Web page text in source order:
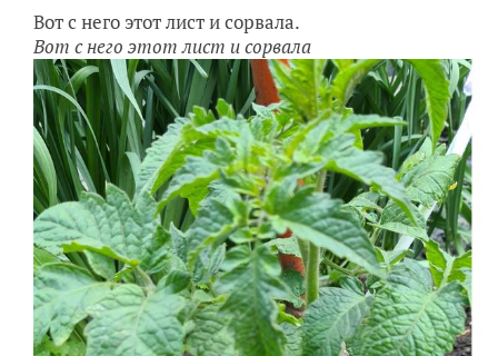
Вот с него этот лист и сорвала.
Вот с него этот лист и сорвала